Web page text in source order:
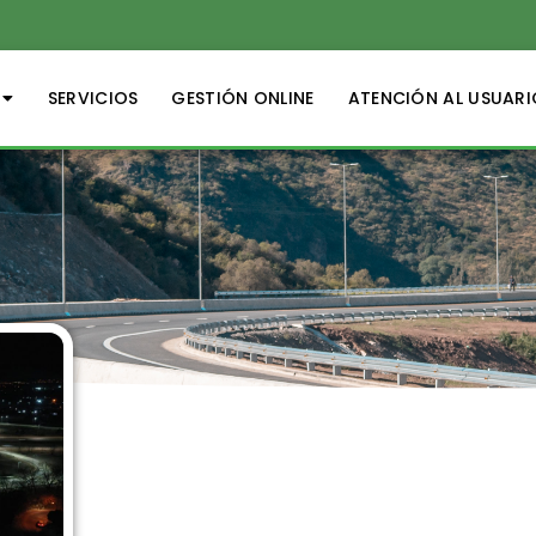
SERVICIOS GESTIÓN ONLINE ATENCIÓN AL